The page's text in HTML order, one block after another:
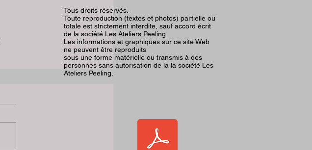
Tous droits réservés.
Toute reproduction (textes et photos) partielle ou
totale est strictement interdite, sauf accord écrit
de la société Les Ateliers Peeling
Les informations et graphiques sur ce site Web
ne peuvent être reproduits
sous une forme matérielle ou transmis à des
personnes sans autorisation de la la société Les
Ateliers Peeling.